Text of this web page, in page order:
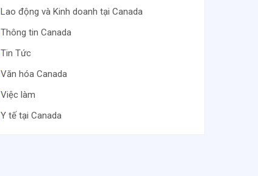
Lao động và Kinh doanh tại Canada
Thông tin Canada
Tin Tức
Văn hóa Canada
Việc làm
Y tế tại Canada